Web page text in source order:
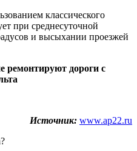
классического
при среднесуточной
и высыхании проезжей
ремонтируют дороги с
Источник: www.ap22.ru